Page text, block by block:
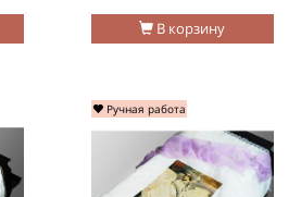
В корзину
Ручная работа